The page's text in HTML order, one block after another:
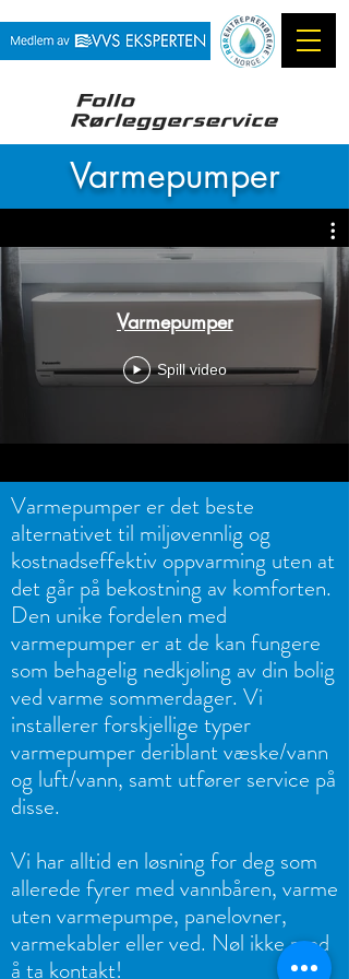
Varmepumper
Varmepumper
Spill video
Varmepumper er det beste
alternativet til miljøvennlig og
kostnadseffektiv oppvarming uten at
det går på bekostning av komforten.
Den unike fordelen med
varmepumper er at de kan fungere
som behagelig nedkjøling av din bolig
ved varme sommerdager. Vi
installerer forskjellige typer
varmepumper deriblant væske/vann
og luft/vann, samt utfører service på
disse.
Vi har alltid en løsning for deg som
allerede fyrer med vannbåren, varme
uten varmepumpe, panelovner,
varmekabler eller ved. Nøl ikke med
å ta kontakt!